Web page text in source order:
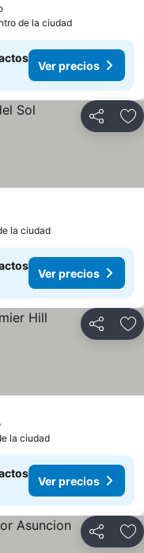
de la ciudad
Ver precios
Compartir
la ciudad
Ver precios
Compartir
la ciudad
Ver precios
Compartir